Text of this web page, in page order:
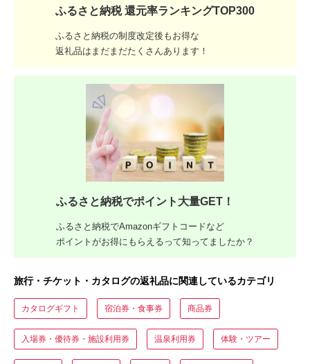
ふるさと納税 還元率ランキングTOP300
ふるさと納税の制度改定後もお得な
返礼品はまだまだたくさんあります！
ふるさと納税でポイント大量GET！
ふるさと納税でAmazonギフトコードなど
ポイントがお得にもらえるって知ってましたか？
旅行・チケット・カタログの返礼品に関連しているカテゴリ
カタログギフト 宿泊券・食事券 商品券
入場券・優待券・施設利用券 温泉利用券 体験・ツアー